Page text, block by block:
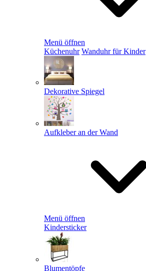
Menü öffnen
Küchenuhr Wanduhr für Kinder
Dekorative Spiegel
Aufkleber an der Wand
Menü öffnen
Kindersticker
Blumentöpfe